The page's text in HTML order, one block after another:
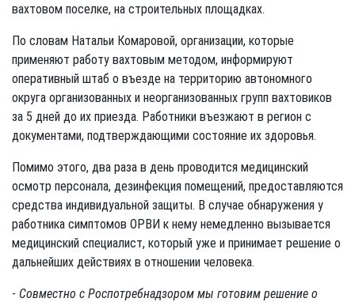
вахтовом поселке, на строительных площадках.
По словам Натальи Комаровой, организации, которые
применяют работу вахтовым методом, информируют
оперативный штаб о въезде на территорию автономного
округа организованных и неорганизованных групп вахтовиков
за 5 дней до их приезда. Работники въезжают в регион с
документами, подтверждающими состояние их здоровья.
Помимо этого, два раза в день проводится медицинский
осмотр персонала, дезинфекция помещений, предоставляются
средства индивидуальной защиты. В случае обнаружения у
работника симптомов ОРВИ к нему немедленно вызывается
медицинский специалист, который уже и принимает решение о
дальнейших действиях в отношении человека.
- Совместно с Роспотребнадзором мы готовим решение о